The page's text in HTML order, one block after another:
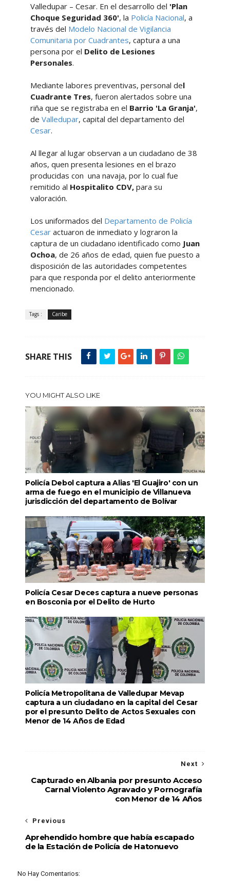
Valledupar – Cesar. En el desarrollo del 'Plan
Choque Seguridad 360', la Policía Nacional, a
través del Modelo Nacional de Vigilancia
Comunitaria por Cuadrantes, captura a una
persona por el Delito de Lesiones
Personales.
Mediante labores preventivas, personal del
Cuadrante Tres, fueron alertados sobre una
riña que se registraba en el Barrio 'La Granja',
de Valledupar, capital del departamento del
Cesar.
Al llegar al lugar observan a un ciudadano de 38
años, quen presenta lesiones en el brazo
producidas con una navaja, por lo cual fue
remitido al Hospitalito CDV,para su
valoración.
Los uniformados del Departamento de Policía
Cesar actuaron de inmediato y lograron la
captura de un ciudadano identificado como Juan
Ochoa, de 26 años de edad, quien fue puesto a
disposición de las autoridades competentes
para que responda por el delito anteriormente
mencionado.
Tags : Caribe
SHARE THIS
YOU MIGHT ALSO LIKE
Policía Debol captura a Alias 'El Guajiro' con un
arma de fuego en el municipio de Villanueva
jurisdicción del departamento de Bolívar
Policía Cesar Deces captura a nueve personas
en Bosconia por el Delito de Hurto
Policía Metropolitana de Valledupar Mevap
captura a un ciudadano en la capital del Cesar
por el presunto Delito de Actos Sexuales con
Menor de 14 Años de Edad
Next
Capturado en Albania por presunto Acceso
Carnal Violento Agravado y Pornografía
con Menor de 14 Años
Previous
Aprehendido hombre que había escapado
de la Estación de Policía de Hatonuevo
No Hay Comentarios: